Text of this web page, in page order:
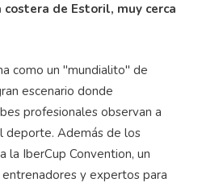
costera de Estoril, muy cerca
como un "mundialito" de
escenario donde
profesionales observan a
deporte. Además de los
la IberCup Convention, un
y expertos para